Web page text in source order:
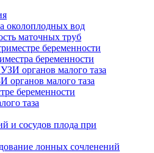
околоплодных вод
маточных труб
беременности
беременности
органов малого таза
органов малого таза
беременности
таза
и сосудов плода при
лонных сочленений